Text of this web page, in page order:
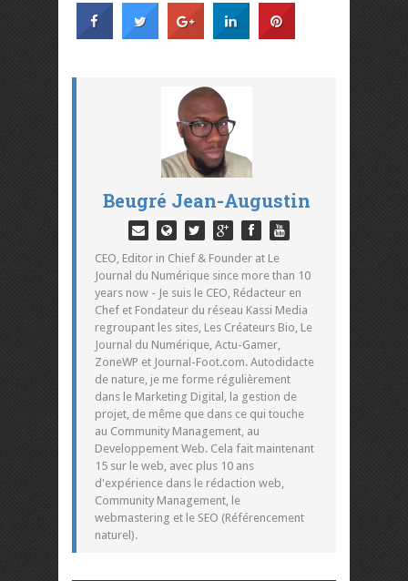
Beugré Jean-Augustin
CEO, Editor in Chief & Founder at Le
Journal du Numérique since more than 10
years now - Je suis le CEO, Rédacteur en
Chef et Fondateur du réseau Kassi Media
regroupant les sites, Les Créateurs Bio, Le
Journal du Numérique, Actu-Gamer,
ZoneWP et Journal-Foot.com. Autodidacte
de nature, je me forme régulièrement
dans le Marketing Digital, la gestion de
projet, de même que dans ce qui touche
au Community Management, au
Developpement Web. Cela fait maintenant
15 sur le web, avec plus 10 ans
d'expérience dans le rédaction web,
Community Management, le
webmastering et le SEO (Référencement
naturel).